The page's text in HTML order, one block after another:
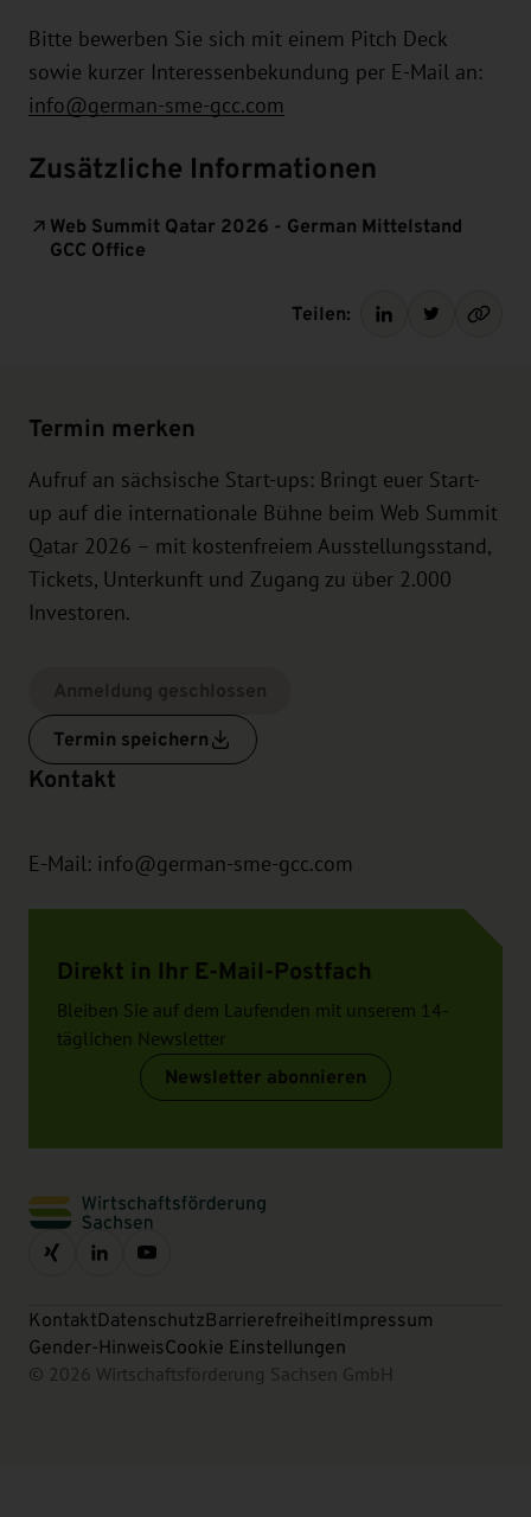
Bitte bewerben Sie sich mit einem Pitch Deck
sowie kurzer Interessenbekundung per E-Mail an:
info@german-sme-gcc.com
Zusätzliche Informationen
Web Summit Qatar 2026 - German Mittelstand
GCC Office
Teilen:
Termin merken
Aufruf an sächsische Start-ups: Bringt euer Start-
up auf die internationale Bühne beim Web Summit
Qatar 2026 – mit kostenfreiem Ausstellungsstand,
Tickets, Unterkunft und Zugang zu über 2.000
Investoren.
Termin speichern
Kontakt
E-Mail: info@german-sme-gcc.com
Direkt in Ihr E-Mail-Postfach
Bleiben Sie auf dem Laufenden mit unserem 14-
täglichen Newsletter
Newsletter abonnieren
KontaktDatenschutzBarrierefreiheitImpressum
Gender-HinweisCookie Einstellungen
© 2026 Wirtschaftsförderung Sachsen GmbH